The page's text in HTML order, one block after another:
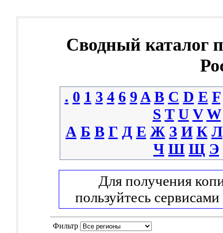
Сводный каталог
. 0 1 3 4 6 9 A B C D E F
S T U V W
А Б В Г Д Е Ж З И К Л
Ч Ш Щ Э
Для получения
пользуйтесь сервисами
Фильтр